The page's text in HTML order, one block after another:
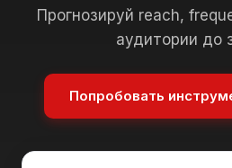
Прогнозируй reach,
аудитории до
Попробовать